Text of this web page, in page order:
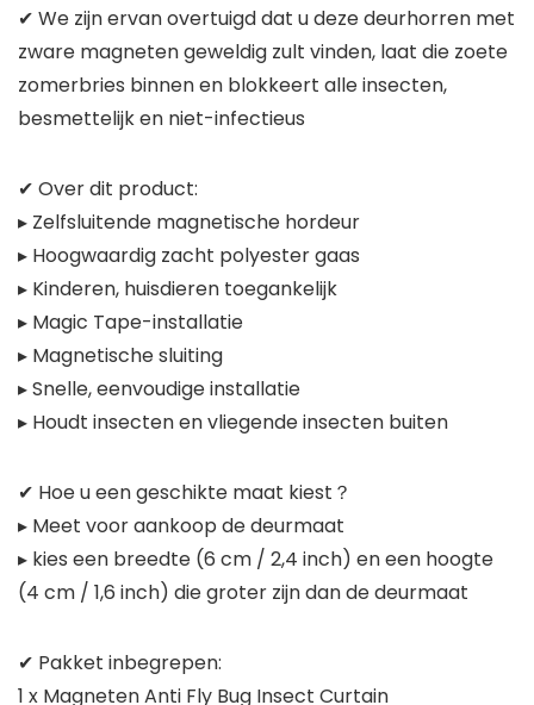
✔ We zijn ervan overtuigd dat u deze deurhorren met
zware magneten geweldig zult vinden, laat die zoete
zomerbries binnen en blokkeert alle insecten,
besmettelijk en niet-infectieus
✔ Over dit product:
▸ Zelfsluitende magnetische hordeur
▸ Hoogwaardig zacht polyester gaas
▸ Kinderen, huisdieren toegankelijk
▸ Magic Tape-installatie
▸ Magnetische sluiting
▸ Snelle, eenvoudige installatie
▸ Houdt insecten en vliegende insecten buiten
✔ Hoe u een geschikte maat kiest？
▸ Meet voor aankoop de deurmaat
▸ kies een breedte (6 cm / 2,4 inch) en een hoogte
(4 cm / 1,6 inch) die groter zijn dan de deurmaat
✔ Pakket inbegrepen:
1 x Magneten Anti Fly Bug Insect Curtain